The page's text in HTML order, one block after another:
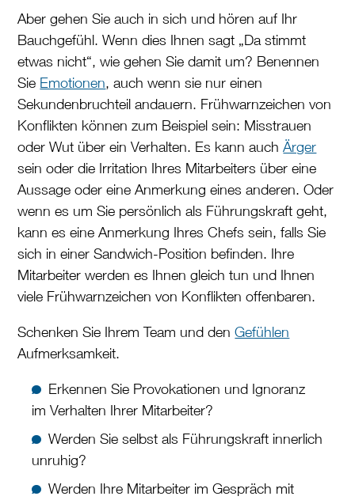
Aber gehen Sie auch in sich und hören auf Ihr
Bauchgefühl. Wenn dies Ihnen sagt „Da stimmt
etwas nicht“, wie gehen Sie damit um? Benennen
Sie Emotionen, auch wenn sie nur einen
Sekundenbruchteil andauern. Frühwarnzeichen von
Konflikten können zum Beispiel sein: Misstrauen
oder Wut über ein Verhalten. Es kann auchÄrger
sein oder die Irritation Ihres Mitarbeiters über eine
Aussage oder eine Anmerkung eines anderen. Oder
wenn es um Sie persönlich als Führungskraft geht,
kann es eine Anmerkung Ihres Chefs sein, falls Sie
sich in einer Sandwich-Position befinden. Ihre
Mitarbeiter werden es Ihnen gleich tun und Ihnen
viele Frühwarnzeichen von Konflikten offenbaren.
Schenken Sie Ihrem Team und denGefühlen
Aufmerksamkeit.
Erkennen Sie Provokationen und Ignoranz
im Verhalten Ihrer Mitarbeiter?
Werden Sie selbst als Führungskraft innerlich
unruhig?
Werden Ihre Mitarbeiter im Gespräch mit